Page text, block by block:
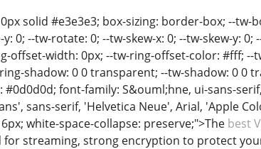
solid #e3e3e3; box-sizing: border-box; --
0; --tw-rotate: 0; --tw-skew-x: 0; --tw-skew-y:
offset-width: 0px; --tw-ring-offset-color: #fff; --
shadow: 0 0 transparent; --tw-shadow: 0 0
#0d0d0d; font-family: S&ouml;hne, ui-sans-
sans-serif, 'Helvetica Neue', Arial, 'Apple
white-space-collapse: preserve;">The best
for streaming, strong encryption to protect